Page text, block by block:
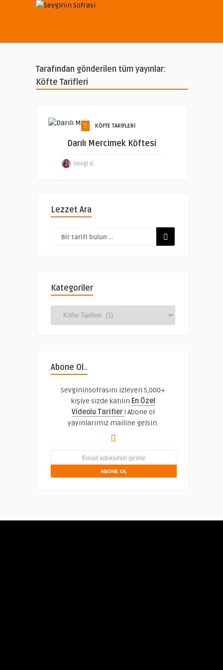
Tarafından gönderilen tüm yayınlar:
Köfte Tarifleri
KÖFTE TARIFLERI
Darılı Mercimek Köftesi
Sevgi G.
Lezzet Ara
Kategoriler
Abone Ol..
Sevgininsofrasını izleyen 5,000+
kişiye sizde katılın En Özel
Videolu Tarifler! Abone ol
yayınlarımız mailine gelsin.